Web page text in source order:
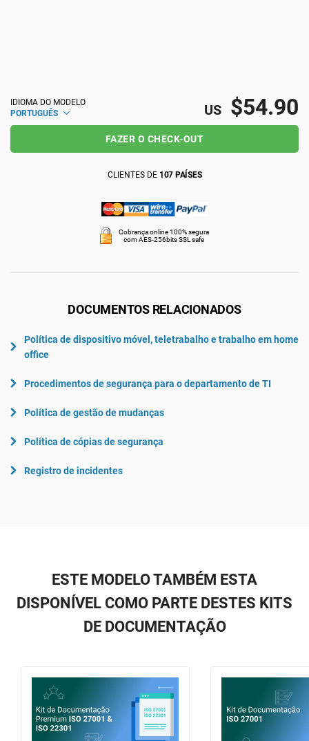
IATF 16949
AS9100
Aeroespacial
Automotiva
IDIOMA DO MODELO
PORTUGUÊS
US $54.90
FAZER O CHECK-OUT
CLIENTES DE 107 PAÍSES
Cobrança online 100% segura
com AES-256bits SSL safe
DOCUMENTOS RELACIONADOS
Política de dispositivo móvel, teletrabalho e trabalho em home
office
Procedimentos de segurança para o departamento de TI
Política de gestão de mudanças
Política de cópias de segurança
Registro de incidentes
ESTE MODELO TAMBÉM ESTA
DISPONÍVEL COMO PARTE DESTES KITS
DE DOCUMENTAÇÃO